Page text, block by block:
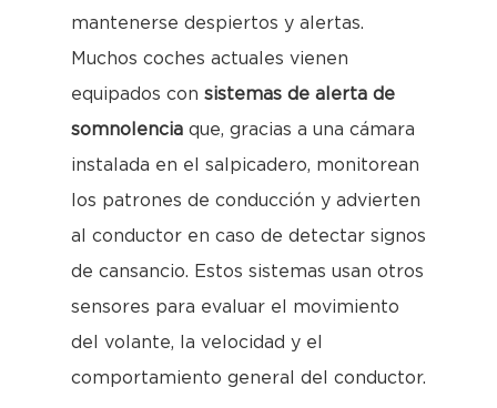
mantenerse despiertos y alertas.
Muchos coches actuales vienen
equipados con sistemas de alerta de
somnolencia que, gracias a una cámara
instalada en el salpicadero, monitorean
los patrones de conducción y advierten
al conductor en caso de detectar signos
de cansancio. Estos sistemas usan otros
sensores para evaluar el movimiento
del volante, la velocidad y el
comportamiento general del conductor.